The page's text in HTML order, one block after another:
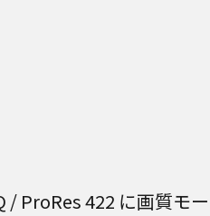
/ ProRes 422 に画質モ